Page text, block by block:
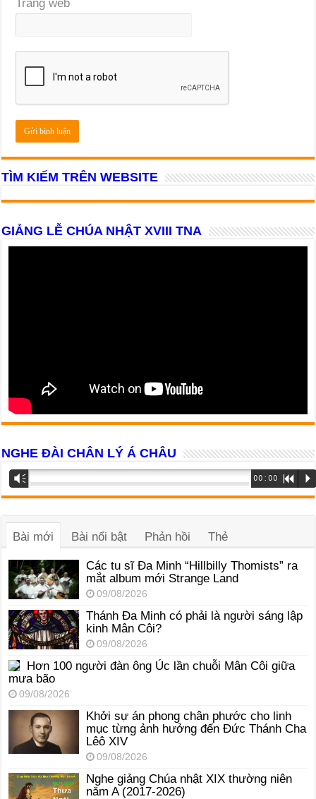
Trang web
TÌM KIẾM TRÊN WEBSITE
GIẢNG LỄ CHÚA NHẬT XVIII TNA
NGHE ĐÀI CHÂN LÝ Á CHÂU
Trình
phát
âm
Vm 00:00 R P
Bài mới Bài nổi bật Phản hồi Thẻ
Các tu sĩ Đa Minh “Hillbilly Thomists” ra
mắt album mới Strange Land
09/08/2026
Thánh Đa Minh có phải là người sáng lập
kinh Mân Côi?
09/08/2026
Hơn 100 người đàn ông Úc lần chuỗi Mân Côi giữa
mưa bão
09/08/2026
Khởi sự án phong chân phước cho linh
mục từng ảnh hưởng đến Đức Thánh Cha
Lêô XIV
09/08/2026
Nghe giảng Chúa nhật XIX thường niên
năm A (2017-2026)